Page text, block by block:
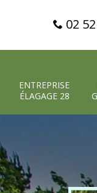
02
ENTREPRISE
ÉLAGAGE 28